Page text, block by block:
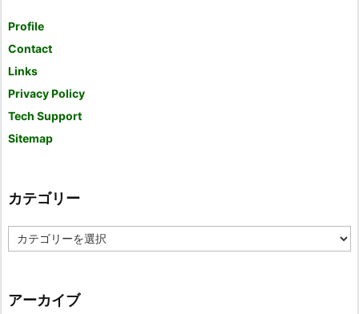
Profile
Contact
Links
Privacy Policy
Tech Support
Sitemap
カテゴリー
テ
ー
アーカイブ